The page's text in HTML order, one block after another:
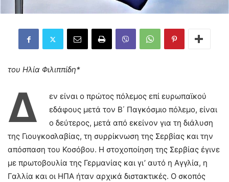
του Ηλία Φιλιππίδη*
Δ
εν είναι ο πρώτος πόλεμος επί ευρωπαϊκού
εδάφους μετά τον Β΄ Παγκόσμιο πόλεμο, είναι
ο δεύτερος, μετά από εκείνον για τη διάλυση
της Γιουγκοσλαβίας, τη συρρίκνωση της Σερβίας και την
απόσπαση του Κοσόβου. Η στοχοποίηση της Σερβίας έγινε
με πρωτοβουλία της Γερμανίας και γι’ αυτό η Αγγλία, η
Γαλλία και οι ΗΠΑ ήταν αρχικά διστακτικές. Ο σκοπός